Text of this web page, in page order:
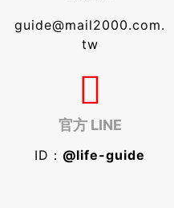
guide@mail2000.com.
tw
官方 LINE
ID： @life-guide